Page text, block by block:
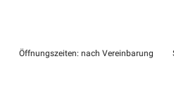
Öffnungszeiten: nach Vereinbarung